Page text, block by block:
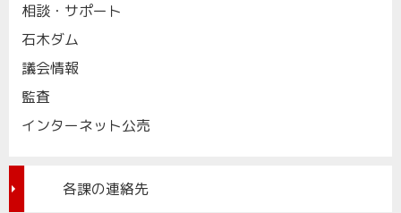
相談・サポート
石木ダム
議会情報
監査
インターネット公売
各課の連絡先